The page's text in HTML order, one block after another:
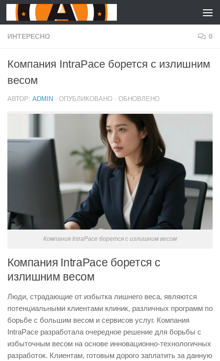
Skip to content
ИНТЕРЕСНО 0
Компания IntraPace борется с излишним
весом
АВТОР: ADMIN · ОПУБЛИКОВАНО · ОБНОВЛЕНО
Компания IntraPace борется с излишним весом
Компания IntraPace борется с
излишним весом
Люди, страдающие от избытка лишнего веса, являются
потенциальными клиентами клиник, различных программ по
борьбе с большим весом и сервисов услуг. Компания
IntraPace разработала очередное решение для борьбы с
избыточным весом на основе инновационно-технологичных
разработок. Клиентам, готовым дорого заплатить за данную
Для любых предложений по